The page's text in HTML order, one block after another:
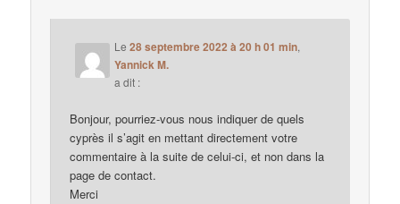
Le28 septembre 2022 à 20 h 01 min,
Yannick M.
a dit :
Bonjour, pourriez-vous nous indiquer de quels
cyprès il s’agit en mettant directement votre
commentaire à la suite de celui-ci, et non dans la
page de contact.
Merci